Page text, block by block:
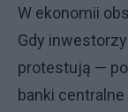
W ekonomii
Gdy
protestują —
banki